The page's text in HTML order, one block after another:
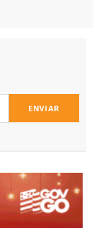
ENVIAR